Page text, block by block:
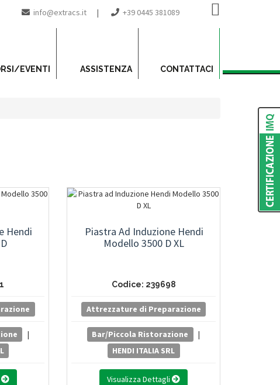
info@extracs.it | +39 0445 381089
EVENTI ASSISTENZA CONTATTACI
Hendi
|
Piastra Ad Induzione Hendi
Modello 3500 D XL
Codice: 239698
Attrezzature di Preparazione
Bar/Piccola Ristorazione
|
HENDI ITALIA SRL
Visualizza Dettagli